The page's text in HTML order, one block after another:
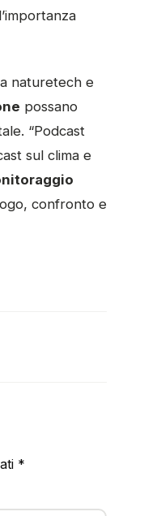
naturetech e
possano
“Podcast
sul clima e
confronto e
*